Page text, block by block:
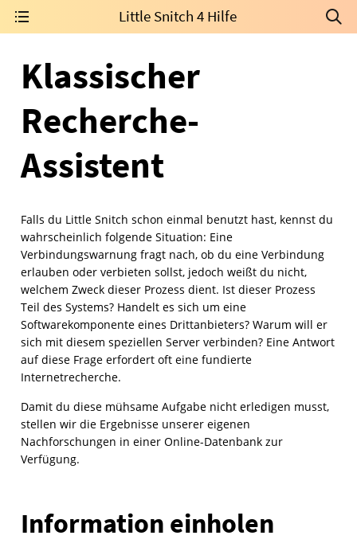
Little Snitch 4 Hilfe
Klassischer
Recherche-
Assistent
Falls du Little Snitch schon einmal benutzt hast, kennst du
wahrscheinlich folgende Situation: Eine
Verbindungswarnung fragt nach, ob du eine Verbindung
erlauben oder verbieten sollst, jedoch weißt du nicht,
welchem Zweck dieser Prozess dient. Ist dieser Prozess
Teil des Systems? Handelt es sich um eine
Softwarekomponente eines Drittanbieters? Warum will er
sich mit diesem speziellen Server verbinden? Eine Antwort
auf diese Frage erfordert oft eine fundierte
Internetrecherche.
Damit du diese mühsame Aufgabe nicht erledigen musst,
stellen wir die Ergebnisse unserer eigenen
Nachforschungen in einer Online-Datenbank zur
Verfügung.
Information einholen